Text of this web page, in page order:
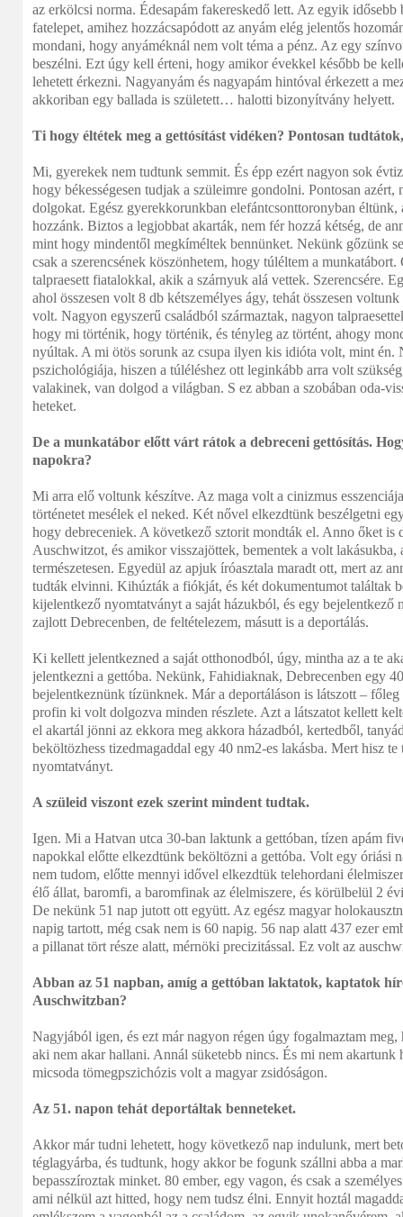
az erkölcsi norma. Édesapám fakereskedő lett. Az egyik
fatelepet, amihez hozzácsapódott az anyám elég jelentős
mondani, hogy anyáméknál nem volt téma a pénz. Az egy
beszélni. Ezt úgy kell érteni, hogy amikor évekkel később be
lehetett érkezni. Nagyanyám és nagyapám hintóval érkezett a
akkoriban egy ballada is született… halotti bizonyítvány helyett.
Ti hogy éltétek meg a gettósítást vidéken? Pontosan
Mi, gyerekek nem tudtunk semmit. És épp ezért nagyon sok
hogy békességesen tudjak a szüleimre gondolni. Pontosan azért,
dolgokat. Egész gyerekkorunkban elefántcsonttoronyban
hozzánk. Biztos a legjobbat akarták, nem fér hozzá kétség, de
mint hogy mindentől megkíméltek bennünket. Nekünk gőzünk
csak a szerencsének köszönhetem, hogy túléltem a
talpraesett fiatalokkal, akik a szárnyuk alá vettek. Szerencsére.
ahol összesen volt 8 db kétszemélyes ágy, tehát összesen
volt. Nagyon egyszerű családból származtak, nagyon
hogy mi történik, hogy történik, és tényleg az történt, ahogy
nyúltak. A mi ötös sorunk az csupa ilyen kis idióta volt, mint én.
pszichológiája, hiszen a túléléshez ott leginkább arra volt
valakinek, van dolgod a világban. S ez abban a szobában oda-
heteket.
De a munkatábor előtt várt rátok a debreceni gettósítás.
napokra?
Mi arra elő voltunk készítve. Az maga volt a cinizmus
történetet mesélek el neked. Két nővel elkezdtünk beszélgetni
hogy debreceniek. A következő sztorit mondták el. Anno őket is
Auschwitzot, és amikor visszajöttek, bementek a volt
természetesen. Egyedül az apjuk íróasztala maradt ott, mert az
tudták elvinni. Kihúzták a fiókját, és két dokumentumot találtak
kijelentkező nyomtatványt a saját házukból, és egy bejelentkező
zajlott Debrecenben, de feltételezem, másutt is a deportálás.
Ki kellett jelentkezned a saját otthonodból, úgy, mintha az a te
jelentkezni a gettóba. Nekünk, Fahidiaknak, Debrecenben egy
bejelentkeznünk tízünknek. Már a deportáláson is látszott –
profin ki volt dolgozva minden részlete. Azt a látszatot kellett
el akartál jönni az ekkora meg akkora házadból, kertedből,
beköltözhess tizedmagaddal egy 40 nm2-es lakásba. Mert hisz
nyomtatványt.
A szüleid viszont ezek szerint mindent tudtak.
Igen. Mi a Hatvan utca 30-ban laktunk a gettóban, tízen apám
napokkal előtte elkezdtünk beköltözni a gettóba. Volt egy óriási
nem tudom, előtte mennyi idővel elkezdtük telehordani
élő állat, baromfi, a baromfinak az élelmiszere, és körülbelül 2
De nekünk 51 nap jutott ott együtt. Az egész magyar
napig tartott, még csak nem is 60 napig. 56 nap alatt 437 ezer
a pillanat tört része alatt, mérnöki precizitással. Ez volt az
Abban az 51 napban, amíg a gettóban laktatok, kaptatok
Auschwitzban?
Nagyjából igen, és ezt már nagyon régen úgy fogalmaztam meg,
aki nem akar hallani. Annál süketebb nincs. És mi nem akartunk
micsoda tömegpszichózis volt a magyar zsidóságon.
Az 51. napon tehát deportáltak benneteket.
Akkor már tudni lehetett, hogy következő nap indulunk, mert
téglagyárba, és tudtunk, hogy akkor be fogunk szállni abba a
bepasszíroztak minket. 80 ember, egy vagon, és csak a
ami nélkül azt hitted, hogy nem tudsz élni. Ennyit hoztál